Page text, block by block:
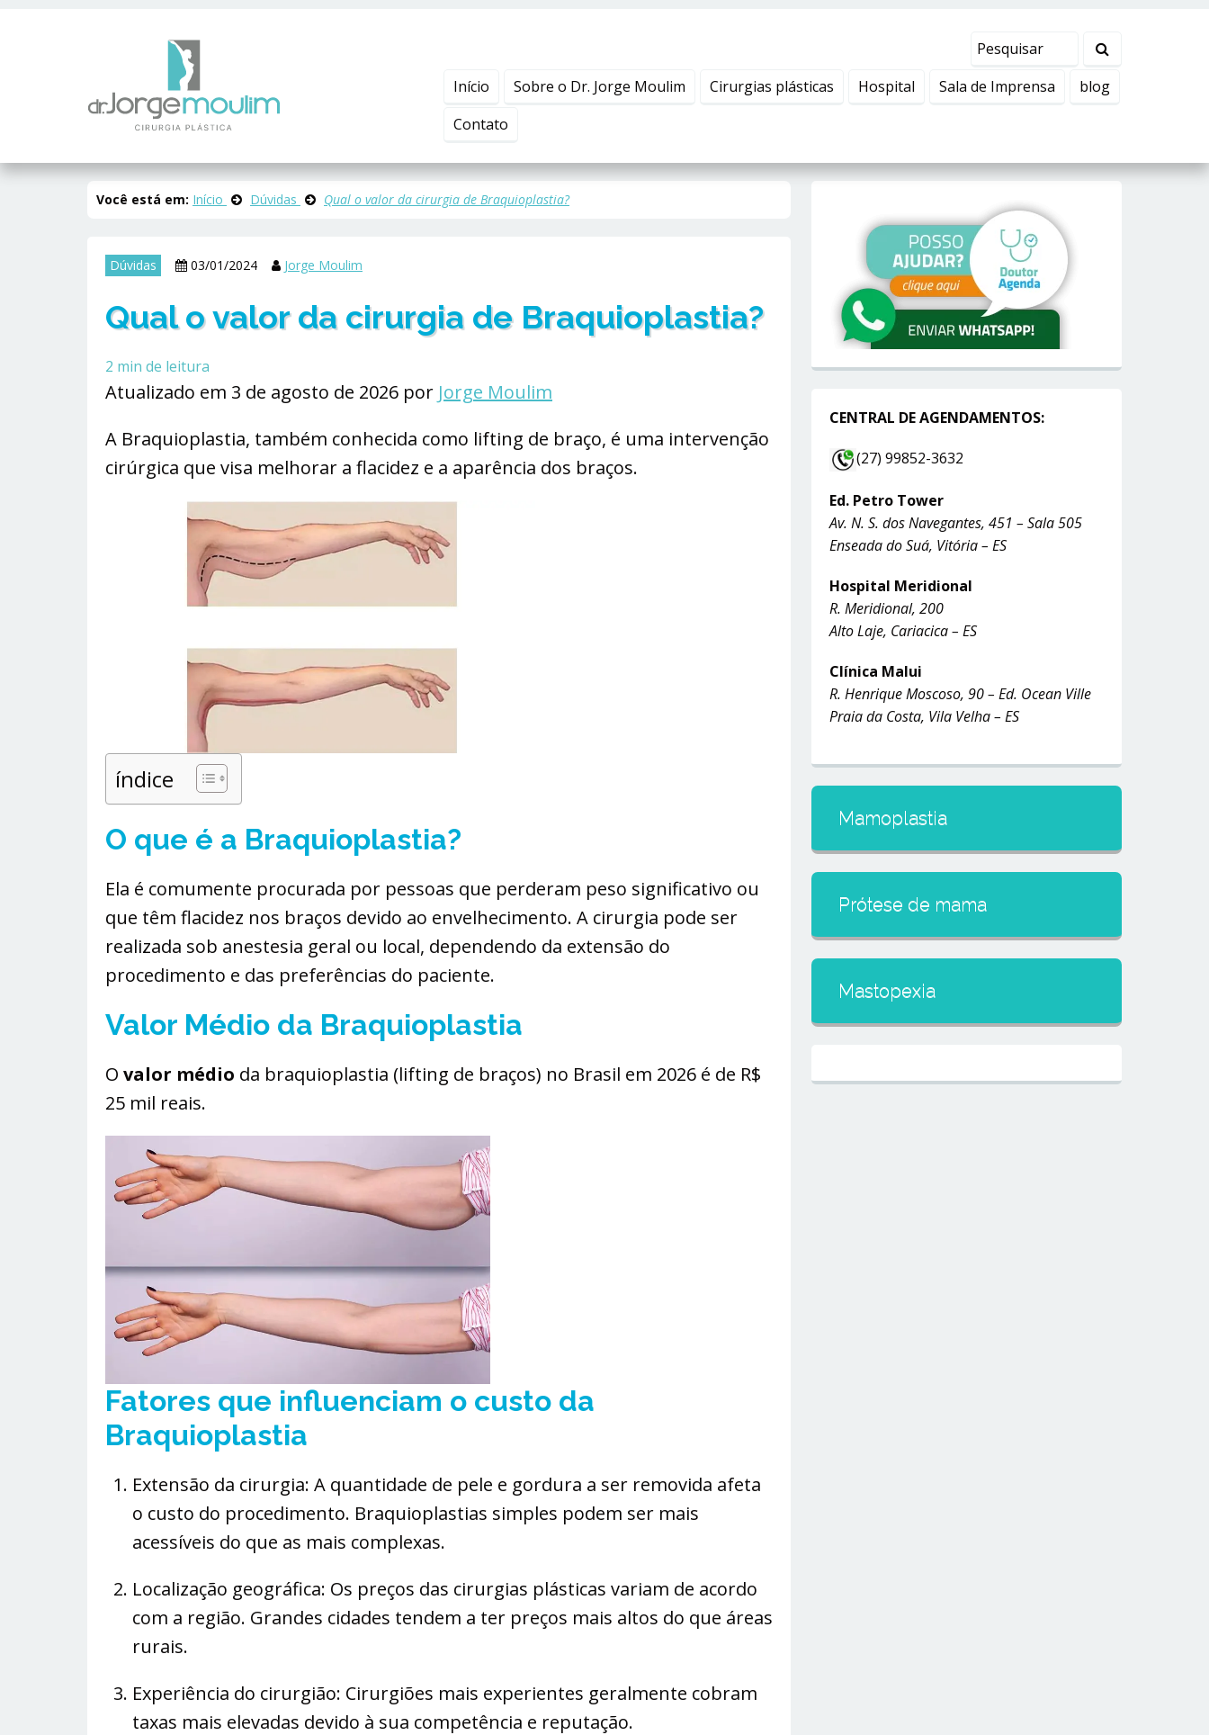
Início Sobre o Dr. Jorge Moulim Cirurgias plásticas Hospital Sala de Imprensa
blog
Contato
Você está em: Início Dúvidas Qual o valor da cirurgia de Braquioplastia?
Dúvidas 03/01/2024 Jorge Moulim
Qual o valor da cirurgia de Braquioplastia?
2 min de leitura
Atualizado em 3 de agosto de 2026 por Jorge Moulim
A Braquioplastia, também conhecida como lifting de braço, é uma intervenção
cirúrgica que visa melhorar a flacidez e a aparência dos braços.
índice
O que é a Braquioplastia?
Ela é comumente procurada por pessoas que perderam peso significativo ou
que têm flacidez nos braços devido ao envelhecimento. A cirurgia pode ser
realizada sob anestesia geral ou local, dependendo da extensão do
procedimento e das preferências do paciente.
Valor Médio da Braquioplastia
O valor médio da braquioplastia (lifting de braços) no Brasil em 2026 é de R$
25 mil reais.
Fatores que influenciam o custo da
Braquioplastia
Extensão da cirurgia: A quantidade de pele e gordura a ser removida afeta
o custo do procedimento. Braquioplastias simples podem ser mais
acessíveis do que as mais complexas.
Localização geográfica: Os preços das cirurgias plásticas variam de acordo
com a região. Grandes cidades tendem a ter preços mais altos do que áreas
rurais.
Experiência do cirurgião: Cirurgiões mais experientes geralmente cobram
taxas mais elevadas devido à sua competência e reputação.
CENTRAL DE AGENDAMENTOS:
(27) 99852-3632
Ed. Petro Tower
Av. N. S. dos Navegantes, 451 – Sala 505
Enseada do Suá, Vitória – ES
Hospital Meridional
R. Meridional, 200
Alto Laje, Cariacica – ES
Clínica Malui
R. Henrique Moscoso, 90 – Ed. Ocean Ville
Praia da Costa, Vila Velha – ES
Mamoplastia
Prótese de mama
Mastopexia